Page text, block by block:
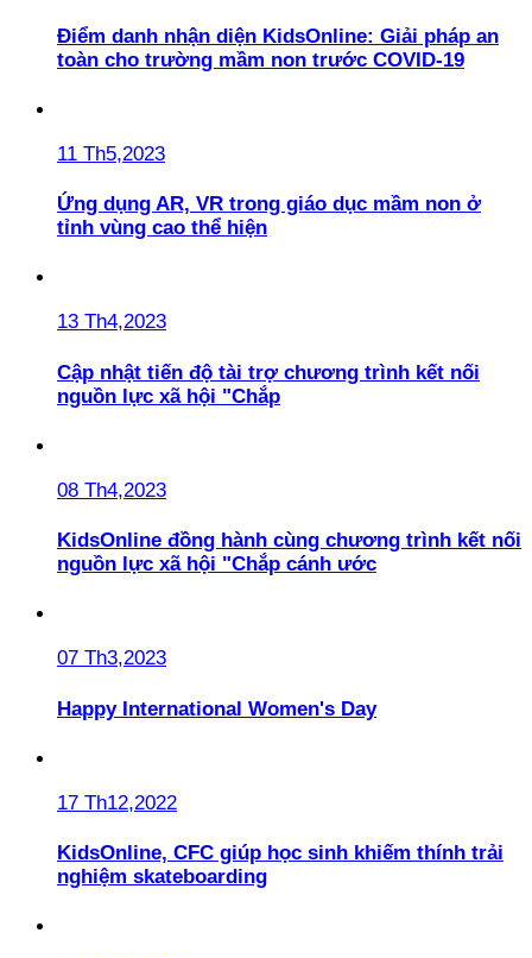
Điểm danh nhận diện KidsOnline: Giải pháp an
toàn cho trường mầm non trước COVID-19
11 Th5,2023
Ứng dụng AR, VR trong giáo dục mầm non ở
tỉnh vùng cao thể hiện
13 Th4,2023
Cập nhật tiến độ tài trợ chương trình kết nối
nguồn lực xã hội "Chắp
08 Th4,2023
KidsOnline đồng hành cùng chương trình kết nối
nguồn lực xã hội "Chắp cánh ước
07 Th3,2023
Happy International Women's Day
17 Th12,2022
KidsOnline, CFC giúp học sinh khiếm thính trải
nghiệm skateboarding